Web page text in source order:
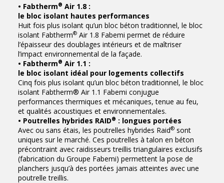
• Fabtherm® Air 1.8 :
le bloc isolant hautes performances
Huit fois plus isolant qu’un bloc béton traditionnel, le bloc
isolant Fabtherm® Air 1.8 Fabemi permet de réduire
l’épaisseur des doublages intérieurs et de maîtriser
l’impact environnemental de la façade.
• Fabtherm® Air 1.1 :
le bloc isolant idéal pour logements collectifs
Cinq fois plus isolant qu’un bloc béton traditionnel, le bloc
isolant Fabtherm® Air 1.1 Fabemi conjugue
performances thermiques et mécaniques, tenue au feu,
et qualités acoustiques et environnementales.
• Poutrelles hybrides RAID® : longues portées
Avec ou sans étais, les poutrelles hybrides Raid® sont
uniques sur le marché. Ces poutrelles à talon en béton
précontraint avec raidisseurs treillis triangulaires exclusifs
(fabrication du Groupe Fabemi) permettent la pose de
planchers jusqu’à des portées jamais atteintes avec une
poutrelle treillis.